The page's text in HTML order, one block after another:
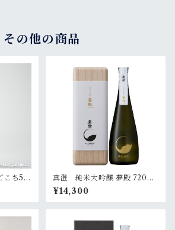
その他の商品
こち50
真澄 純米大吟醸 夢殿 720ml
（桐箱入）
¥14,300